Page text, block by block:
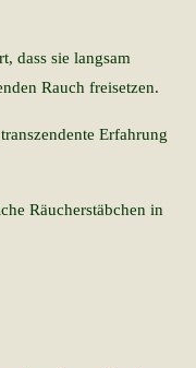
dass sie langsam
Rauch freisetzen.
Erfahrung
Räucherstäbchen in